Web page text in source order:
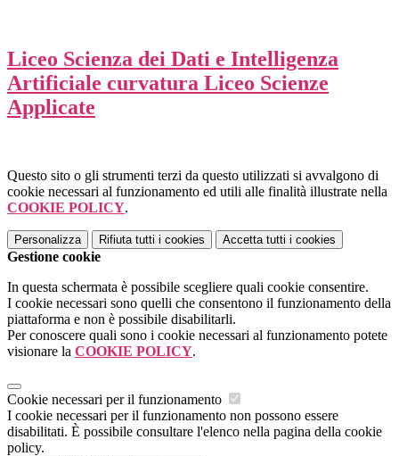
Liceo Scienza dei Dati e Intelligenza
Artificiale curvatura Liceo Scienze
Applicate
Questo sito o gli strumenti terzi da questo utilizzati si avvalgono di
cookie necessari al funzionamento ed utili alle finalità illustrate nella
COOKIE POLICY.
Personalizza Rifiuta tutti i cookies Accetta tutti i cookies
Gestione cookie
In questa schermata è possibile scegliere quali cookie consentire.
I cookie necessari sono quelli che consentono il funzionamento della
piattaforma e non è possibile disabilitarli.
Per conoscere quali sono i cookie necessari al funzionamento potete
visionare la COOKIE POLICY.
Cookie necessari per il funzionamento
I cookie necessari per il funzionamento non possono essere
disabilitati. È possibile consultare l'elenco nella pagina della cookie
policy.